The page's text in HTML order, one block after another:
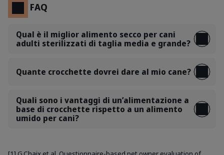
FAQ
Qual è il miglior alimento secco per cani
adulti sterilizzati di taglia media e grande?
Quante crocchette dovrei dare al mio cane?
Quali sono i vantaggi di un’alimentazione a
base di crocchette rispetto a un alimento
umido per cani?